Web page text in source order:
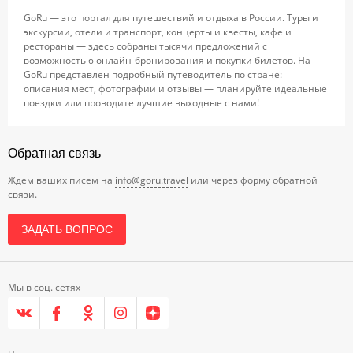
GoRu — это портал для путешествий и отдыха в России. Туры и
экскурсии, отели и транспорт, концерты и квесты, кафе и
рестораны — здесь собраны тысячи предложений с
возможностью онлайн-бронирования и покупки билетов. На
GoRu представлен подробный путеводитель по стране:
описания мест, фотографии и отзывы — планируйте идеальные
поездки или проводите лучшие выходные с нами!
Обратная связь
Ждем ваших писем на info@goru.travel или через форму обратной
связи.
ЗАДАТЬ ВОПРОС
Мы в соц. сетях